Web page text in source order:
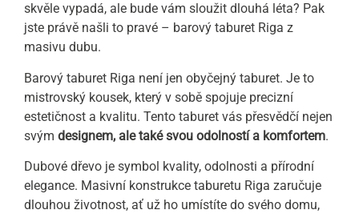
skvěle vypadá, ale bude vám sloužit dlouhá léta? Pak
jste právě našli to pravé – barový taburet Riga z
masivu dubu.
Barový taburet Riga není jen obyčejný taburet. Je to
mistrovský kousek, který v sobě spojuje precizní
estetičnost a kvalitu. Tento taburet vás přesvědčí nejen
svým designem, ale také svou odolností a komfortem.
Dubové dřevo je symbol kvality, odolnosti a přírodní
elegance. Masivní konstrukce taburetu Riga zaručuje
dlouhou životnost, ať už ho umístíte do svého domu,